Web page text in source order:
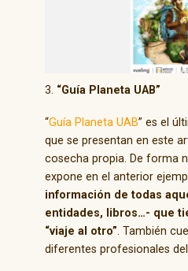
3. “Guía Planeta UAB”
“Guía Planeta UAB” es el
que se presentan en este
cosecha propia. De forma
expone en el anterior
información de todas
entidades, libros…- que
“viaje al otro” . También
diferentes profesionales